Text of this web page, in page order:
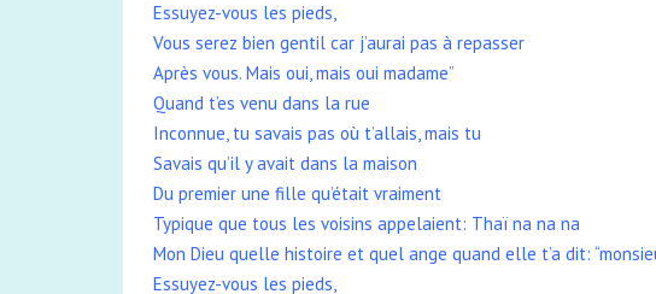
Essuyez-vous les pieds,
Vous serez bien gentil car j’aurai pas à repasser
Après vous. Mais oui, mais oui madame”
Quand t’es venu dans la rue
Inconnue, tu savais pas où t’allais, mais tu
Savais qu’il y avait dans la maison
Du premier une fille qu’était vraiment
Typique que tous les voisins appelaient: Thaï na na na
Mon Dieu quelle histoire et quel ange quand elle t’a dit:
Essuyez-vous les pieds,